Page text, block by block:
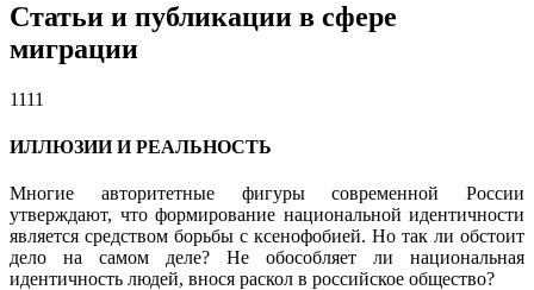
Статьи и публикации в сфере
миграции
1111
ИЛЛЮЗИИ И РЕАЛЬНОСТЬ
Многие авторитетные фигуры современной России
утверждают, что формирование национальной идентичности
является средством борьбы с ксенофобией. Но так ли обстоит
дело на самом деле? Не обособляет ли национальная
идентичность людей, внося раскол в российское общество?